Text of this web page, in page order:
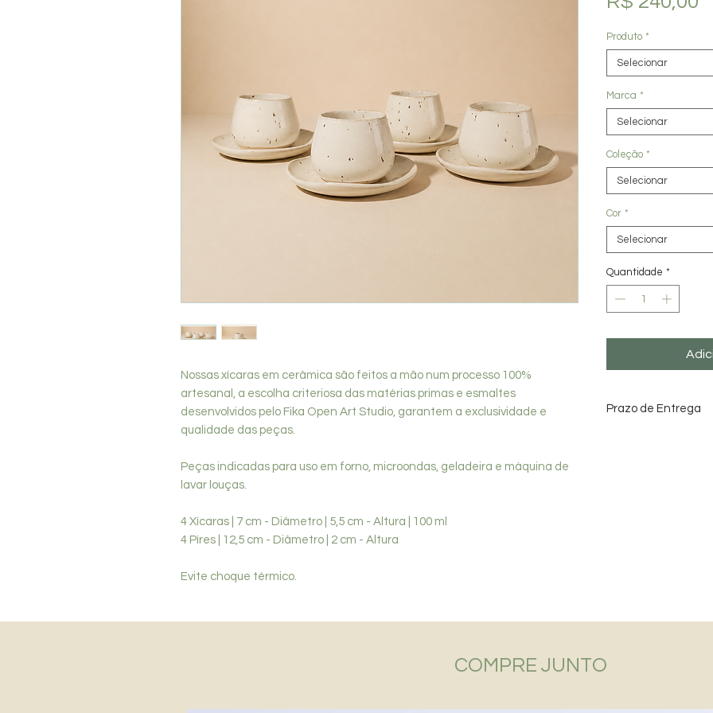
Nossas xícaras em cerâmica são feitos a mão num processo 100%
artesanal, a escolha criteriosa das matérias primas e esmaltes
desenvolvidos pelo Fika Open Art Studio, garantem a exclusividade e
qualidade das peças.
Peças indicadas para uso em forno, microondas, geladeira e máquina de
lavar louças.
4 Xícaras | 7 cm - Diâmetro | 5,5 cm - Altura | 100 ml
4 Píres | 12,5 cm - Diâmetro | 2 cm - Altura
Evite choque térmico.
Produto *
Selecionar
Marca *
Selecionar
Coleção *
Selecionar
Cor *
Selecionar
Quantidade *
Prazo de Entrega
COMPRE JUNTO